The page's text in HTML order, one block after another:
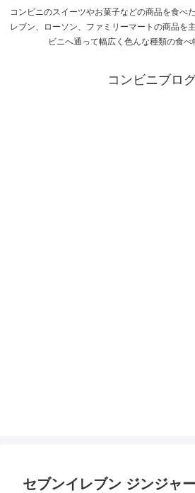
コンビニのスイーツやお菓子などの商品を食べ
レブン、ローソン、ファミリーマートの商品を
ビニへ通って幅広く色んな種類の食べ
コンビニブロ
セブンイレブン ジンジャ